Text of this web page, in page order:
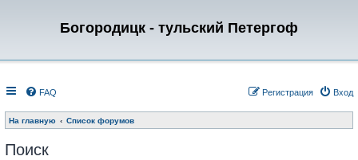
Богородицк - тульский Петергоф
FAQ Вход
Регистрация
На главную Список форумов
Поиск